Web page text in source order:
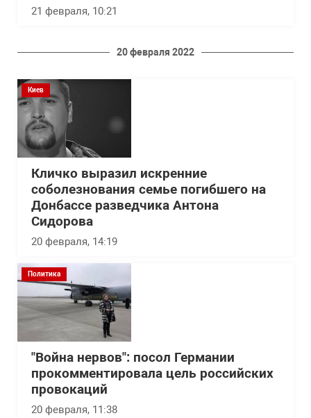
21 февраля, 10:21
20 февраля 2022
Киев
Кличко выразил искренние
соболезнования семье погибшего на
Донбассе разведчика Антона
Сидорова
20 февраля, 14:19
Политика
"Война нервов": посол Германии
прокомментировала цель российских
провокаций
20 февраля, 11:38